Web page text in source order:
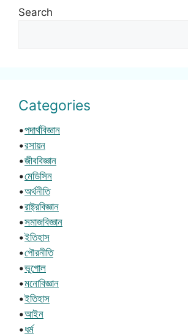
Search
Categories
•পদার্থবিজ্ঞান
•রসায়ন
•জীববিজ্ঞান
•মেডিসিন
•অর্থনীতি
•রাষ্ট্রবিজ্ঞান
•সমাজবিজ্ঞান
•ইতিহাস
•পৌরনীতি
•ভূগোল
•মনোবিজ্ঞান
•ইতিহাস
•আইন
•ধর্ম